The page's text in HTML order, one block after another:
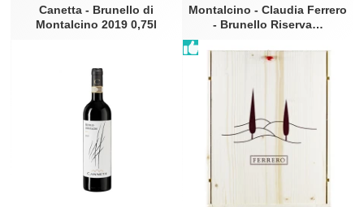
Nebyla přidána žádná recenze.
Canetta - Brunello di
Montalcino 2019 0,75l
Montalcino - Claudia Ferrero
- Brunello Riserva…